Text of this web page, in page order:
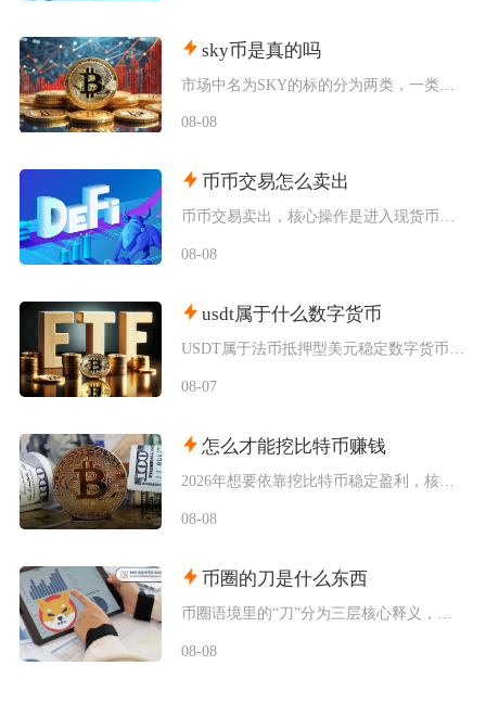
sky币是真的吗
08-08
币币交易怎么卖出
币币交易卖出，核心操作是进入现货币币交易页面，选中对应交易对，选择市价单或限价单委托，完成
08-08
usdt属于什么数字货币
08-07
怎么才能挖比特币赚钱
08-08
币圈的刀是什么东西
08-08